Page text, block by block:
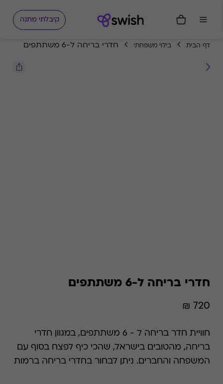
קיבלתי מתנה
דף הבית בילוי משפחתי חדרי בריחה ל-6 משתתפים
חדרי בריחה ל-6 משתתפים
720 ₪
חוויית חדר בריחה ל - 6 משתתפים, במגוון חדרי
בריחה, מהטובים בישראל, שהכי כיף לפצח בסוף עם
המשפחה והחברים. ניתן לבחור בחדרי בריחה ברמות